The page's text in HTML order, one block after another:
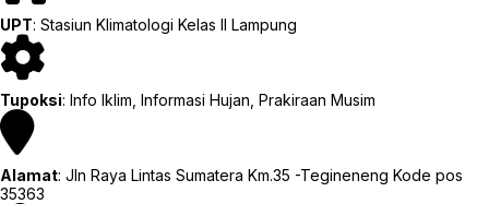
UPT: Stasiun Klimatologi Kelas II Lampung
Tupoksi: Info Iklim, Informasi Hujan, Prakiraan Musim
Alamat: Jln Raya Lintas Sumatera Km.35 -Tegineneng Kode pos
35363